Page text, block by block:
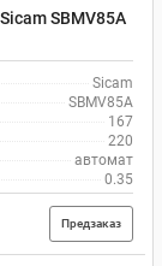
SBMV85A
Sicam
SBMV85A
167
220
автомат
0.35
Предзаказ